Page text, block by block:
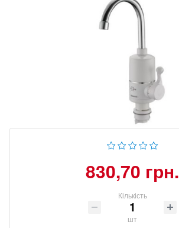
830,70 грн.
Кількість
шт